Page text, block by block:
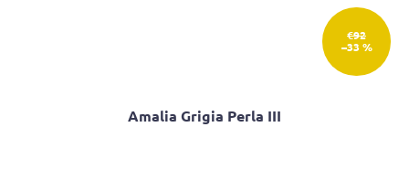
€92
–33 %
Amalia Grigia Perla III